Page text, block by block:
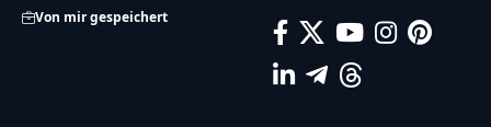
Von mir gespeichert